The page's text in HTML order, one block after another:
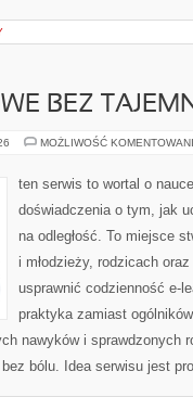
BEZ
MOŻLIWOŚĆ
ten serwis to wortal o
doświadczenia o tym, jak
na odległość. To miejsce
i młodzieży, rodzicach
usprawnić codzienność e-
praktyka zamiast
nawyków i sprawdzonych
bólu. Idea serwisu jest